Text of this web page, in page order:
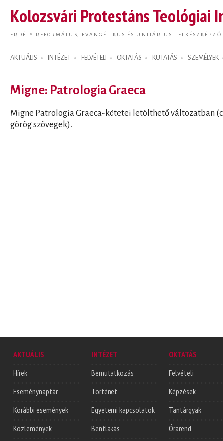
Kolozsvári Protestáns Teológiai
ERDÉLY REFORMÁTUS, EVANGÉLIKUS ÉS UNITÁRIUS LELKÉSZKÉPZŐ
AKTUÁLIS INTÉZET FELVÉTELI OKTATÁS KUTATÁS SZEMÉLYEK
Search form
Migne: Patrologia Graeca
Migne Patrologia Graeca-kötetei letölthető változatban
görög szövegek).
AKTUÁLIS
Hírek
Eseménynaptár
Korábbi események
Közlemények
INTÉZET
Bemutatkozás
Történet
Egyetemi kapcsolatok
Bentlakás
OKTATÁS
Felvételi
Képzések
Tantárgyak
Órarend